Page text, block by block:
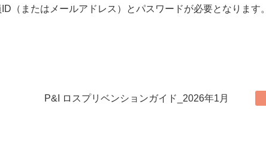
（またはメールアドレス）とパスワードが必要となります。
P&I ロスプリベンションガイド_2026年1月